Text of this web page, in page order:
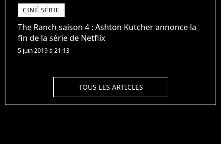
CINÉ SÉRIE
The Ranch saison 4 : Ashton Kutcher annonce la
fin de la série de Netflix
5 juin 2019 à 21:13
TOUS LES ARTICLES